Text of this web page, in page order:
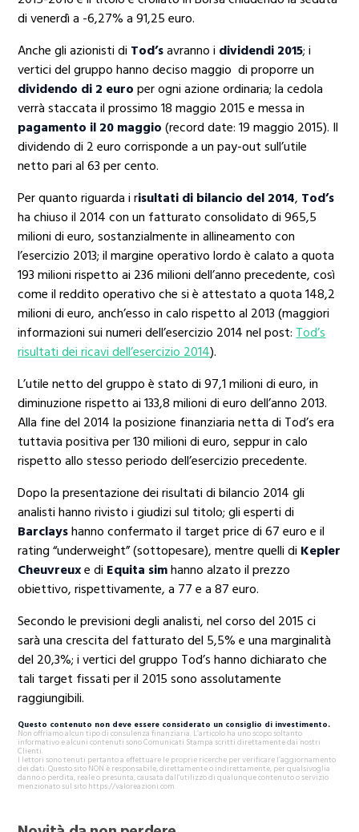
di venerdì a -6,27% a 91,25 euro.
Anche gli azionisti di Tod’savranno i dividendi 2015; i
vertici del gruppo hanno deciso maggio di proporre un
dividendo di 2 europer ogni azione ordinaria; la cedola
verrà staccata il prossimo 18 maggio 2015 e messa in
pagamento il 20 maggio(record date: 19 maggio 2015). Il
dividendo di 2 euro corrisponde a un pay-out sull’utile
netto pari al 63 per cento.
Per quanto riguarda i risultati di bilancio del 2014, Tod’s
ha chiuso il 2014 con un fatturato consolidato di 965,5
milioni di euro, sostanzialmente in allineamento con
l’esercizio 2013; il margine operativo lordo è calato a quota
193 milioni rispetto ai 236 milioni dell’anno precedente, così
come il reddito operativo che si è attestato a quota 148,2
milioni di euro, anch’esso in calo rispetto al 2013 (maggiori
informazioni sui numeri dell’esercizio 2014 nel post:Tod’s
risultati dei ricavi dell’esercizio 2014).
L’utile netto del gruppo è stato di 97,1 milioni di euro, in
diminuzione rispetto ai 133,8 milioni di euro dell’anno 2013.
Alla fine del 2014 la posizione finanziaria netta di Tod’s era
tuttavia positiva per 130 milioni di euro, seppur in calo
rispetto allo stesso periodo dell’esercizio precedente.
Dopo la presentazione dei risultati di bilancio 2014 gli
analisti hanno rivisto i giudizi sul titolo; gli esperti di
Barclayshanno confermato il target price di 67 euro e il
rating “underweight” (sottopesare), mentre quelli di Kepler
Cheuvreuxe di Equita simhanno alzato il prezzo
obiettivo, rispettivamente, a 77 e a 87 euro.
Secondo le previsioni degli analisti, nel corso del 2015 ci
sarà una crescita del fatturato del 5,5% e una marginalità
del 20,3%; i vertici del gruppo Tod’s hanno dichiarato che
tali target fissati per il 2015 sono assolutamente
raggiungibili.
Questo contenuto non deve essere considerato un consiglio di investimento.
Non offriamo alcun tipo di consulenza finanziaria. L’articolo ha uno scopo soltanto
informativo e alcuni contenuti sono Comunicati Stampa scritti direttamente dai nostri
Clienti.
I lettori sono tenuti pertanto a effettuare le proprie ricerche per verificare l’aggiornamento
dei dati. Questo sito NON è responsabile, direttamente o indirettamente, per qualsivoglia
danno o perdita, reale o presunta, causata dall'utilizzo di qualunque contenuto o servizio
menzionato sul sito https://valoreazioni.com.